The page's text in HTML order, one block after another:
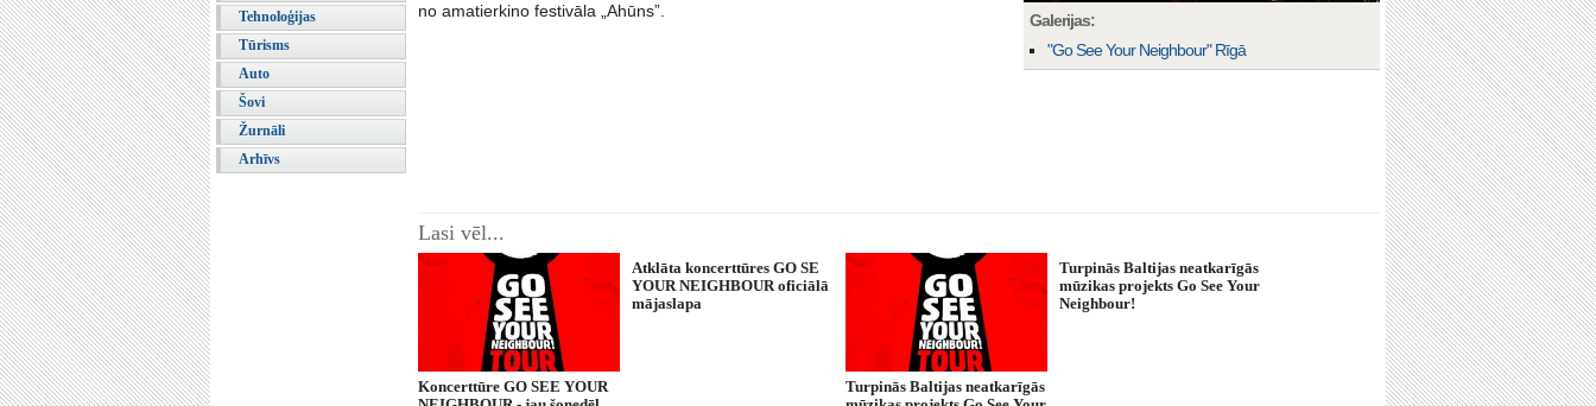
Tehnoloģijas
Tūrisms
Auto
Šovi
Žurnāli
Arhīvs
Galerijas:
"Go See Your Neighbour" Rīgā
no amatierkino festivāla „Ahūns”.
Lasi vēl...
Koncerttūre GO SEE YOUR
Atklāta koncerttūres GO SE
YOUR NEIGHBOUR oficiālā
mājaslapa
Turpinās Baltijas neatkarīgās
Turpinās Baltijas neatkarīgās
mūzikas projekts Go See Your
Neighbour!